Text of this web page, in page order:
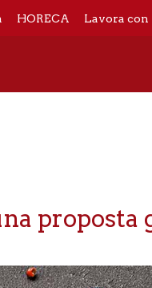
HORECA Lavora con
proposta